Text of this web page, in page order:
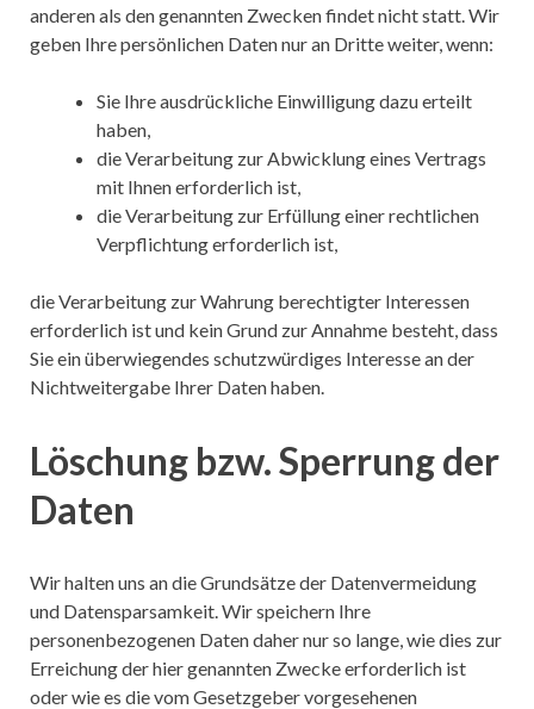
anderen als den genannten Zwecken findet nicht statt. Wir
geben Ihre persönlichen Daten nur an Dritte weiter, wenn:
Sie Ihre ausdrückliche Einwilligung dazu erteilt
haben,
die Verarbeitung zur Abwicklung eines Vertrags
mit Ihnen erforderlich ist,
die Verarbeitung zur Erfüllung einer rechtlichen
Verpflichtung erforderlich ist,
die Verarbeitung zur Wahrung berechtigter Interessen
erforderlich ist und kein Grund zur Annahme besteht, dass
Sie ein überwiegendes schutzwürdiges Interesse an der
Nichtweitergabe Ihrer Daten haben.
Löschung bzw. Sperrung der
Daten
Wir halten uns an die Grundsätze der Datenvermeidung
und Datensparsamkeit. Wir speichern Ihre
personenbezogenen Daten daher nur so lange, wie dies zur
Erreichung der hier genannten Zwecke erforderlich ist
oder wie es die vom Gesetzgeber vorgesehenen